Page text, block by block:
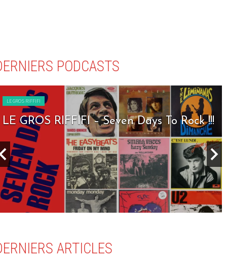
PODCASTS
LE GROS RIFFIFI
LE GROS RIFFIFI – Seven Days To Rock !!!
ARTICLES